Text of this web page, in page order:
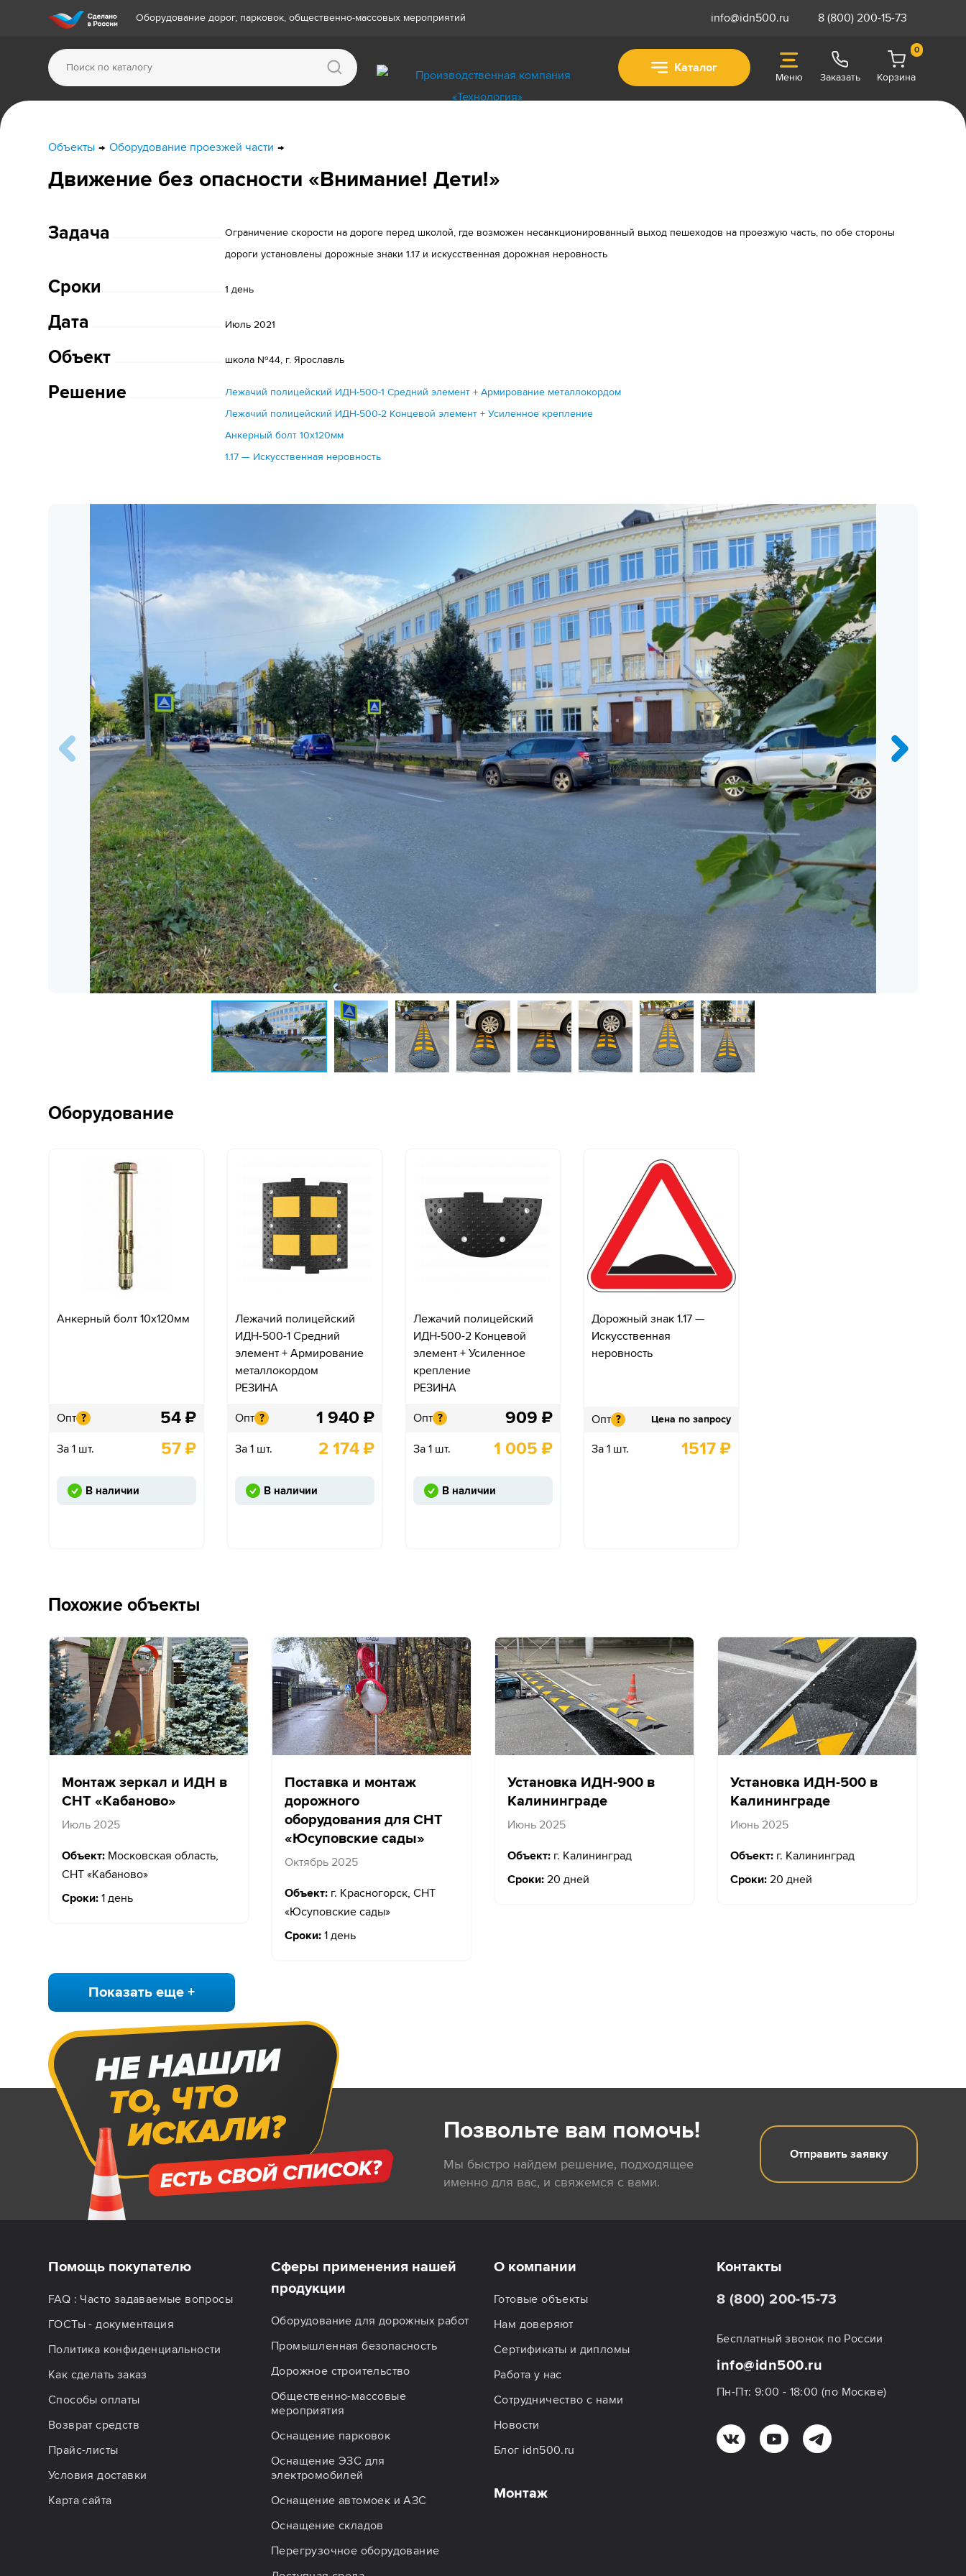
Оборудование дорог, парковок, общественно-массовых мероприятий info@idn500.ru 8 (800) 200-15-73
Каталог
Меню Заказать
0
Корзина
Объекты Оборудование проезжей части
Движение без опасности «Внимание! Дети!»
Задача
Ограничение скорости на дороге перед школой, где возможен несанкционированный выход пешеходов на проезжую часть, по обе стороны
дороги установлены дорожные знаки 1.17 и искусственная дорожная неровность
Сроки 1 день
Дата Июль 2021
Объект школа №44, г. Ярославль
Решение
Лежачий полицейский ИДН-500-1 Средний элемент + Армирование металлокордом
Лежачий полицейский ИДН-500-2 Концевой элемент + Усиленное крепление
Анкерный болт 10х120мм
1.17 — Искусственная неровность
Оборудование
Анкерный болт 10х120мм
Опт ? 54 ₽
За 1 шт. 57 ₽
В наличии
Лежачий полицейский
ИДН-500-1 Средний
элемент + Армирование
металлокордом
РЕЗИНА
Опт ? 1 940 ₽
За 1 шт. 2 174 ₽
В наличии
Лежачий полицейский
ИДН-500-2 Концевой
элемент + Усиленное
крепление
РЕЗИНА
Опт ? 909 ₽
За 1 шт. 1 005 ₽
В наличии
Дорожный знак 1.17 —
Искусственная
неровность
Опт ? Цена по запросу
За 1 шт. 1517 ₽
Похожие объекты
Монтаж зеркал и ИДН в
СНТ «Кабаново»
Июль 2025
Объект: Московская область,
СНТ «Кабаново»
Сроки: 1 день
Поставка и монтаж
дорожного
оборудования для СНТ
«Юсуповские сады»
Октябрь 2025
Объект: г. Красногорск, СНТ
«Юсуповские сады»
Сроки: 1 день
Установка ИДН-900 в
Калининграде
Июнь 2025
Объект: г. Калининград
Сроки: 20 дней
Установка ИДН-500 в
Калининграде
Июнь 2025
Объект: г. Калининград
Сроки: 20 дней
Показать еще +
Позвольте вам помочь!
Мы быстро найдем решение, подходящее
именно для вас, и свяжемся с вами.
Отправить заявку
Помощь покупателю
FAQ : Часто задаваемые вопросы
ГОСТы - документация
Политика конфиденциальности
Как сделать заказ
Способы оплаты
Возврат средств
Прайс-листы
Условия доставки
Карта сайта
Сферы применения нашей
продукции
Оборудование для дорожных работ
Промышленная безопасность
Дорожное строительство
Общественно-массовые
мероприятия
Оснащение парковок
Оснащение ЭЗС для
электромобилей
Оснащение автомоек и АЗС
Оснащение складов
Перегрузочное оборудование
О компании
Готовые объекты
Нам доверяют
Сертификаты и дипломы
Работа у нас
Сотрудничество с нами
Новости
Блог idn500.ru
Монтаж
Контакты
8 (800) 200-15-73
Бесплатный звонок по России
info@idn500.ru
Пн-Пт: 9:00 - 18:00 (по Москве)